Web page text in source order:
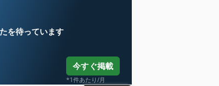
を待っています
今すぐ掲載
*1件あたり/月